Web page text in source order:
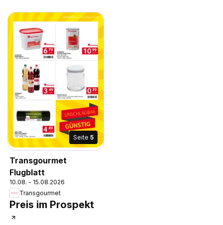
Seite 5
Transgourmet
Flugblatt
10.08. - 15.08.2026
Transgourmet
Preis im Prospekt